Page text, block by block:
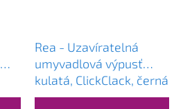
Rea - Uzavíratelná
umyvadlová výpusť
kulatá, ClickClack, černá
matná, REA-A5216